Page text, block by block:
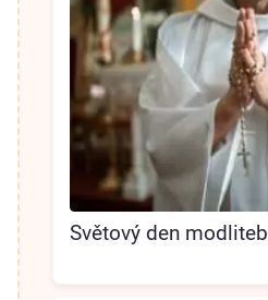
Světový den modliteb